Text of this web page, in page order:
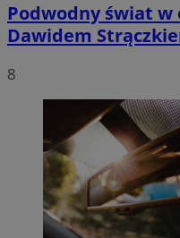
Podwodny świat
Dawidem
8